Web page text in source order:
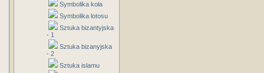
Symbolika koła
Symbolika lotosu
Sztuka bizantyjska
- 1
Sztuka bizanyjska
- 2
Sztuka islamu